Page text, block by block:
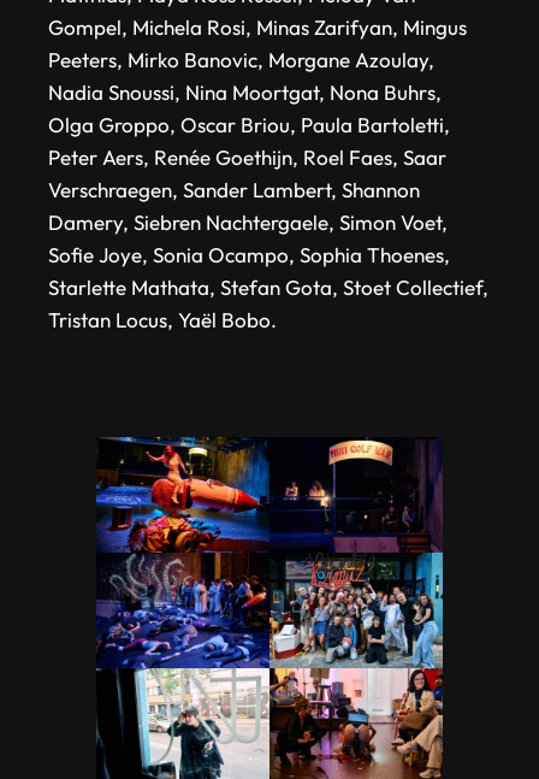
Gompel, Michela Rosi, Minas Zarifyan, Mingus
Peeters, Mirko Banovic, Morgane Azoulay,
Nadia Snoussi, Nina Moortgat, Nona Buhrs,
Olga Groppo, Oscar Briou, Paula Bartoletti,
Peter Aers, Renée Goethijn, Roel Faes, Saar
Verschraegen, Sander Lambert, Shannon
Damery, Siebren Nachtergaele, Simon Voet,
Sofie Joye, Sonia Ocampo, Sophia Thoenes,
Starlette Mathata, Stefan Gota, Stoet Collectief,
Tristan Locus, Yaël Bobo.